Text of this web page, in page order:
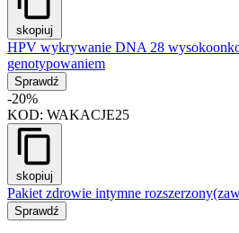
skopiuj
HPV wykrywanie DNA 28
genotypowaniem
Sprawdź
-20%
KOD: WAKACJE25
skopiuj
Pakiet zdrowie intymne rozszerzony
Sprawdź